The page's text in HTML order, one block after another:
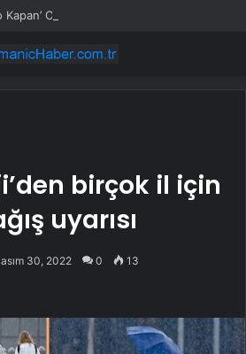
birçok il için
uyarısı
30, 2022 0 13